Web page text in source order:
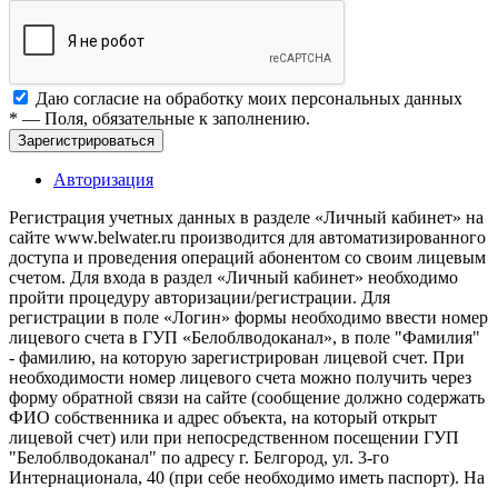
Даю согласие на обработку моих персональных данных
* — Поля, обязательные к заполнению.
Зарегистрироваться
Авторизация
Регистрация учетных данных в разделе «Личный кабинет» на
сайте www.belwater.ru производится для автоматизированного
доступа и проведения операций абонентом со своим лицевым
счетом. Для входа в раздел «Личный кабинет» необходимо
пройти процедуру авторизации/регистрации. Для
регистрации в поле «Логин» формы необходимо ввести номер
лицевого счета в ГУП «Белоблводоканал», в поле "Фамилия"
- фамилию, на которую зарегистрирован лицевой счет. При
необходимости номер лицевого счета можно получить через
форму обратной связи на сайте (сообщение должно содержать
ФИО собственника и адрес объекта, на который открыт
лицевой счет) или при непосредственном посещении ГУП
"Белоблводоканал" по адресу г. Белгород, ул. 3-го
Интернационала, 40 (при себе необходимо иметь паспорт). На